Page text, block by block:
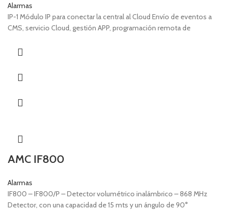
Alarmas
IP-1 Módulo IP para conectar la central al Cloud Envío de eventos a
CMS, servicio Cloud, gestión APP, programación remota de
AMC IF800
Alarmas
IF800 – IF800/P – Detector volumétrico inalámbrico – 868 MHz
Detector, con una capacidad de 15 mts y un ángulo de 90°